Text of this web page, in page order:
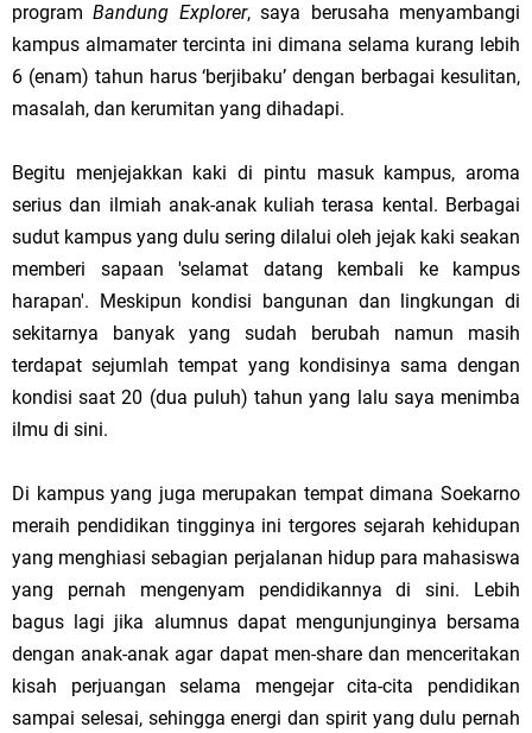
programBandung Explorer, saya berusaha menyambangi
kampus almamater tercinta ini dimana selama kurang lebih
6 (enam) tahun harus ‘berjibaku’ dengan berbagai kesulitan,
masalah, dan kerumitan yang dihadapi.
Begitu menjejakkan kaki di pintu masuk kampus, aroma
serius dan ilmiah anak-anak kuliah terasa kental. Berbagai
sudut kampus yang dulu sering dilalui oleh jejak kaki seakan
memberi sapaan 'selamat datang kembali ke kampus
harapan'. Meskipun kondisi bangunan dan lingkungan di
sekitarnya banyak yang sudah berubah namun masih
terdapat sejumlah tempat yang kondisinya sama dengan
kondisi saat 20 (dua puluh) tahun yang lalu saya menimba
ilmu di sini.
Di kampus yang juga merupakan tempat dimana Soekarno
meraih pendidikan tingginya ini tergores sejarah kehidupan
yang menghiasi sebagian perjalanan hidup para mahasiswa
yang pernah mengenyam pendidikannya di sini. Lebih
bagus lagi jika alumnus dapat mengunjunginya bersama
dengan anak-anak agar dapat men-share dan menceritakan
kisah perjuangan selama mengejar cita-cita pendidikan
sampai selesai, sehingga energi dan spirit yang dulu pernah